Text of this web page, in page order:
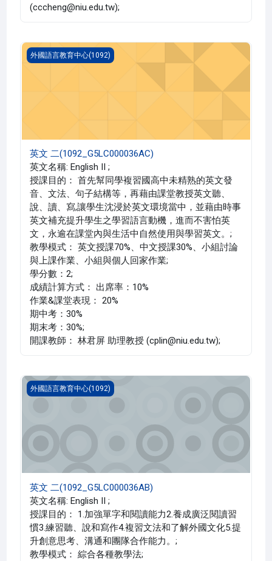
(cccheng@niu.edu.tw);
英文 二(1092_G5LC000036AC)
外國語言教育中心(1092)
英文 二(1092_G5LC000036AC)
英文名稱: English II ;
授課目的： 首先幫同學複習國高中未精熟的英文發
音、文法、句子結構等，再藉由課堂教授英文聽、
說、讀、寫,讓學生沈浸於英文環境當中，並藉由時事
英文補充提升學生之學習語言動機，進而不害怕英
文，永逾在課堂內與生活中自然使用與學習英文。;
教學模式： 英文授課70%、中文授課30%、小組討論
與上課作業、小組與個人回家作業;
學分數：2;
成績計算方式： 出席率：10%
作業&課堂表現： 20%
期中考：30%
期末考：30%;
開課教師： 林君屏 助理教授 (cplin@niu.edu.tw);
英文 二(1092_G5LC000036AB)
外國語言教育中心(1092)
英文 二(1092_G5LC000036AB)
英文名稱: English II ;
授課目的： 1.加強單字和閱讀能力2.養成廣泛閱讀習
慣3.練習聽、說和寫作4.複習文法和了解外國文化5.提
升創意思考、溝通和團隊合作能力。;
教學模式： 綜合各種教學法;